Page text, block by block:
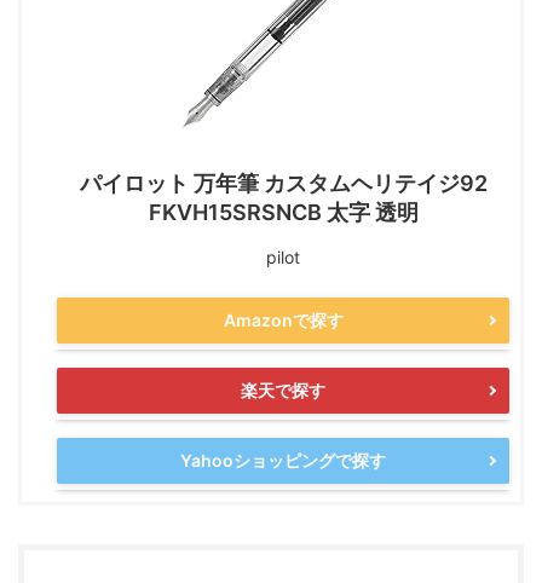
パイロット 万年筆 カスタムヘリテイジ92
FKVH15SRSNCB 太字 透明
pilot
Amazonで探す
楽天で探す
Yahooショッピングで探す